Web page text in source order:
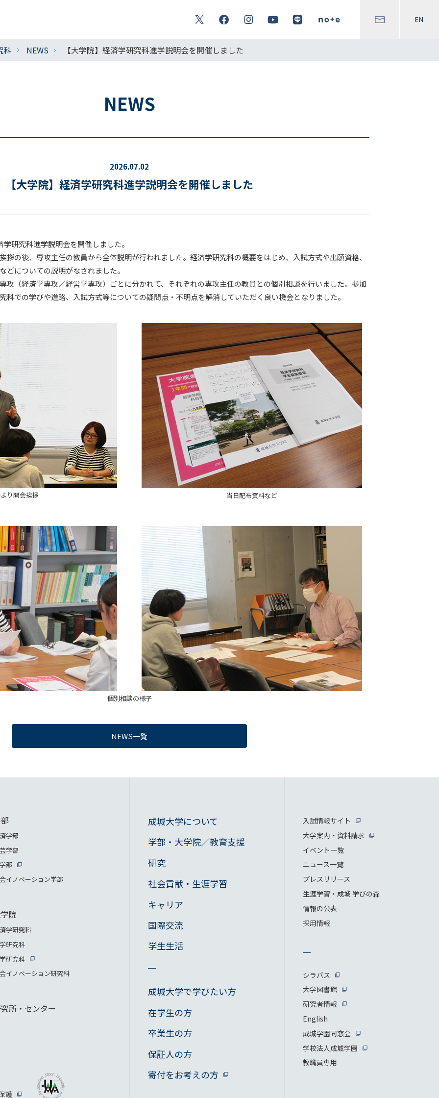
EN
科 NEWS 【大学院】経済学研究科進学説明会を開催しました
NEWS
2026.07.02
【大学院】経済学研究科進学説明会を開催しました
研究科進学説明会を開催しました。
の後、専攻主任の教員から全体説明が行われました。経済学研究科の概要をはじめ、入試方式や出願資格、
どについての説明がなされました。
（経済学専攻／経営学専攻）ごとに分かれて、それぞれの専攻主任の教員との個別相談を行いました。参加
科での学びや進路、入試方式等についての疑問点・不明点を解消していただく良い機会となりました。
り開会挨拶 当日配布資料など
個別相談の様子
NEWS一覧
護
学部
学部
部
イノベーション学部
院
学研究科
研究科
研究科
イノベーション研究科
所・センター
成城大学について
学部・大学院／教育支援
研究
社会貢献・生涯学習
キャリア
国際交流
学生生活
成城大学で学びたい方
在学生の方
卒業生の方
保証人の方
寄付をお考えの方
入試情報サイト
大学案内・資料請求
イベント一覧
ニュース一覧
プレスリリース
生涯学習・成城 学びの森
情報の公表
採用情報
シラバス
大学図書館
研究者情報
English
成城学園同窓会
学校法人成城学園
教職員専用